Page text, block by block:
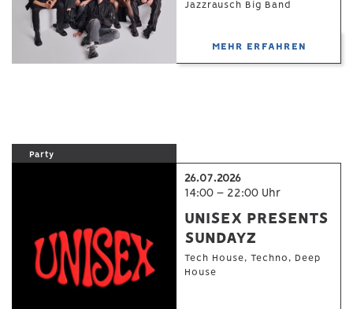
Jazzrausch Big Band
MEHR ERFAHREN
Party
26.07.2026
14:00 – 22:00 Uhr
UNISEX PRESENTS
SUNDAYZ
Tech House, Techno, Deep
House